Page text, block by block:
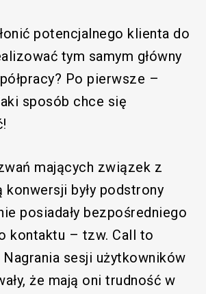
potencjalnego klienta do
tym samym główny
Po pierwsze –
sposób chce się
mających związek z
były podstrony
posiadały bezpośredniego
kontaktu – tzw. Call to
sesji użytkowników
że mają oni trudność w